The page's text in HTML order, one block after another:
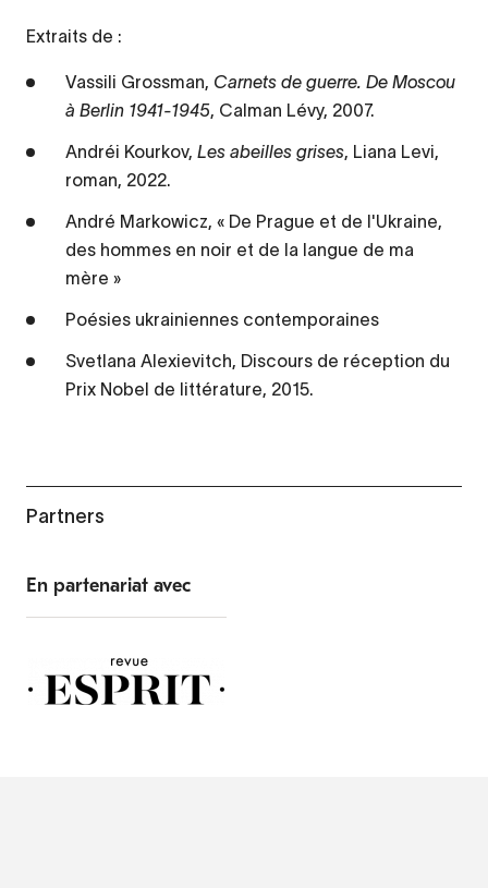
Extraits de :
Vassili Grossman, Carnets de guerre. De Moscou
à Berlin 1941-1945, Calman Lévy, 2007.
Andréi Kourkov, Les abeilles grises, Liana Levi,
roman, 2022.
André Markowicz, « De Prague et de l'Ukraine,
des hommes en noir et de la langue de ma
mère »
Poésies ukrainiennes contemporaines
Svetlana Alexievitch, Discours de réception du
Prix Nobel de littérature, 2015.
Partners
En partenariat avec